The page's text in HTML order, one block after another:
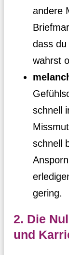
andere
dass
wahrst
schnell
schnell
gering.
2. Die
und